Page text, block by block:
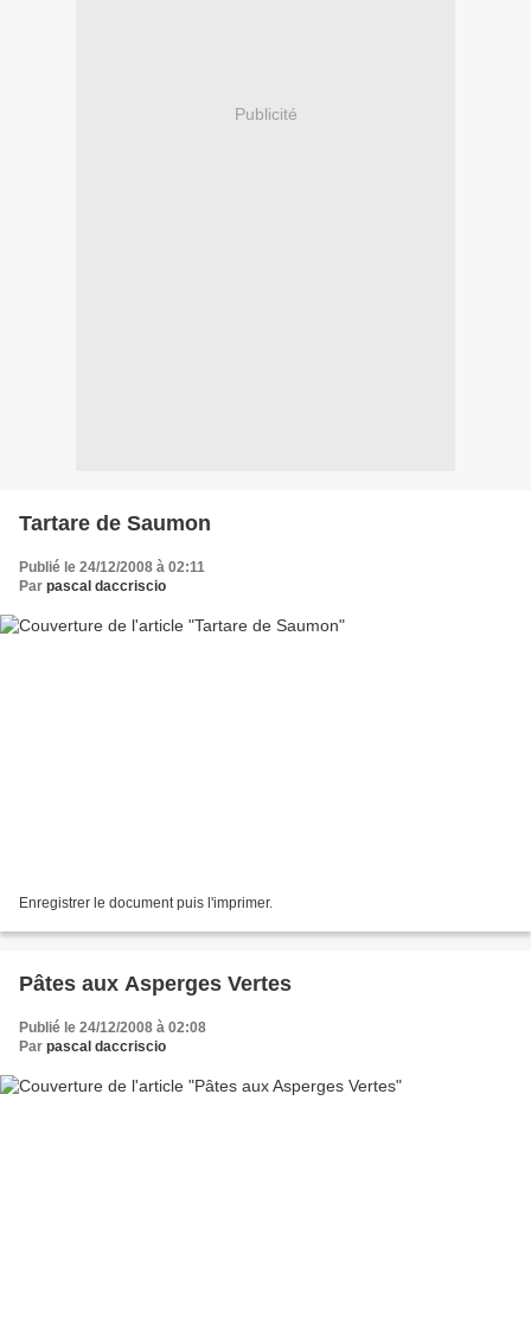
Publicité
Tartare de Saumon
Publié le 24/12/2008 à 02:11
Par pascal daccriscio
Enregistrer le document puis l'imprimer.
Pâtes aux Asperges Vertes
Publié le 24/12/2008 à 02:08
Par pascal daccriscio